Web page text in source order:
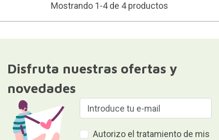
Mostrando 1-4 de 4 productos
Disfruta nuestras ofertas y
novedades
Autorizo el tratamiento de mis